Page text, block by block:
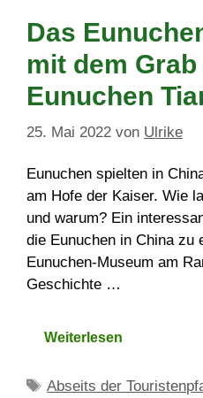
Das
mit dem Grab
Eunuchen
25. Mai 2022 von Ulrike
Eunuchen spielten in
am Hofe der Kaiser. Wie
und warum? Ein
die Eunuchen in China zu
Eunuchen-Museum am
Geschichte …
Weiterlesen
Schlagwörter
Abseits der